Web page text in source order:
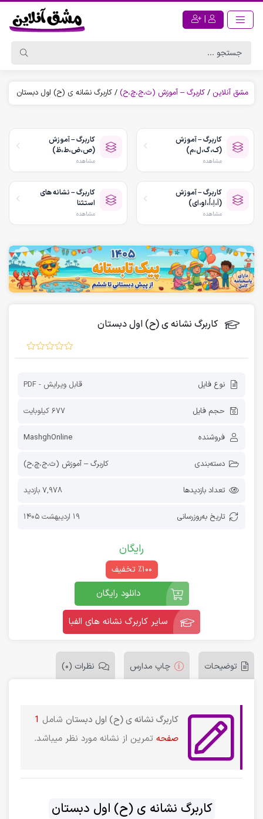
|
مشق آنلاین / کاربرگ – آموزش (ث،ج،چ،ح) / کاربرگ نشانه ی (ح) اول دبستان
کاربرگ – آموزش
(ک،گ،ل،م)
مشاهده
کاربرگ – آموزش
(ص،ض،ط،ظ)
مشاهده
کاربرگ – آموزش
(اَ،اِ،اُ،او،ای)
مشاهده
کاربرگ – نشانه های
استثنا
مشاهده
کاربرگ نشانه ی (ح) اول دبستان
نوع فایل قابل ویرایش - PDF
حجم فایل 677 کیلوبایت
فروشنده MashghOnline
دسته‌بندی کاربرگ – آموزش (ث،ج،چ،ح)
تعداد بازدیدها 7,978 بازدید
تاریخ به‌روز‌رسانی 19 اردیبهشت 1405
رایگان
٪100 تخفیف
دانلود رایگان
سایر کاربرگ نشانه های الفبا
توضیحات چاپ مدارس نظرات (0)
کاربرگ نشانه ی (ح) اول دبستان شامل 1
صفحه تمرین از نشانه مورد نظر میباشد.
کاربرگ نشانه ی (ح) اول دبستان